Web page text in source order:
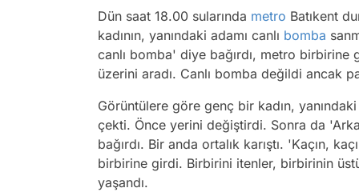
Dün saat 18.00 sularında metro Batıkent
kadının, yanındaki adamı canlı bomba
canlı bomba' diye bağırdı, metro
üzerini aradı. Canlı bomba değildi ancak
Görüntülere göre genç bir kadın,
çekti. Önce yerini değiştirdi. Sonra da
bağırdı. Bir anda ortalık karıştı. 'Kaçın,
birbirine girdi. Birbirini itenler, birbirinin
yaşandı.